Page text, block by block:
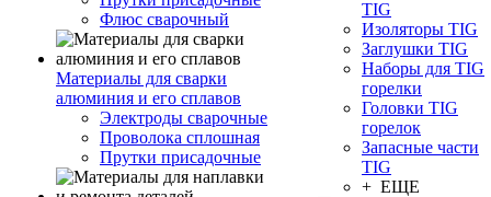
Флюс сварочный
Материалы для сварки
алюминия и его сплавов
Электроды сварочные
Проволока сплошная
Прутки присадочные
TIG
Изоляторы TIG
Заглушки TIG
Наборы для TIG
горелки
Головки TIG
горелок
Запасные части
TIG
+ ЕЩЕ